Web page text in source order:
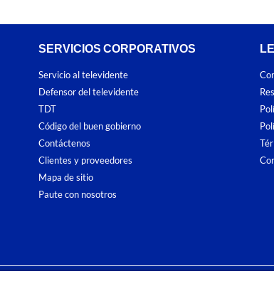
SERVICIOS CORPORATIVOS
Servicio al televidente
Defensor del televidente
TDT
Código del buen gobierno
Contáctenos
Clientes y proveedores
Mapa de sitio
Paute con nosotros
a cualquier idioma sin autorización escrita de su titular.